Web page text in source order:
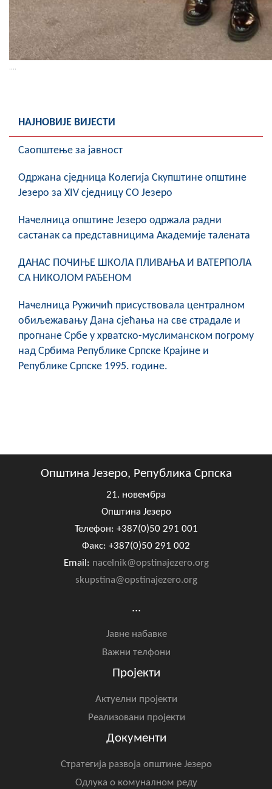
НАЈНОВИЈЕ ВИЈЕСТИ
Саопштење за јавност
Oдржана сједница Колегија Скупштине општине
Језеро за XIV сједницу СО Језеро
Начелница општине Језеро одржала радни
састанак са представницима Академије талената
ДАНАС ПОЧИЊЕ ШКОЛА ПЛИВАЊА И ВАТЕРПОЛА
СА НИКОЛОМ РАЂЕНОМ
Начелница Ружичић присуствовала централном
обиљежавању Дана сјећања на све страдале и
прогнане Србе у хрватско-муслиманском погрому
над Србима Републике Српске Крајине и
Републике Српске 1995. године.
Општина Језеро, Република Српска
21. новембра
Општина Језеро
Телефон: +387(0)50 291 001
Факс: +387(0)50 291 002
Email: nacelnik@opstinajezero.org
skupstina@opstinajezero.org
...
Јавне набавке
Важни телфони
Пројекти
Актуелни пројекти
Реализовани пројекти
Документи
Стратегија развоја општине Језеро
Одлука о комуналном реду